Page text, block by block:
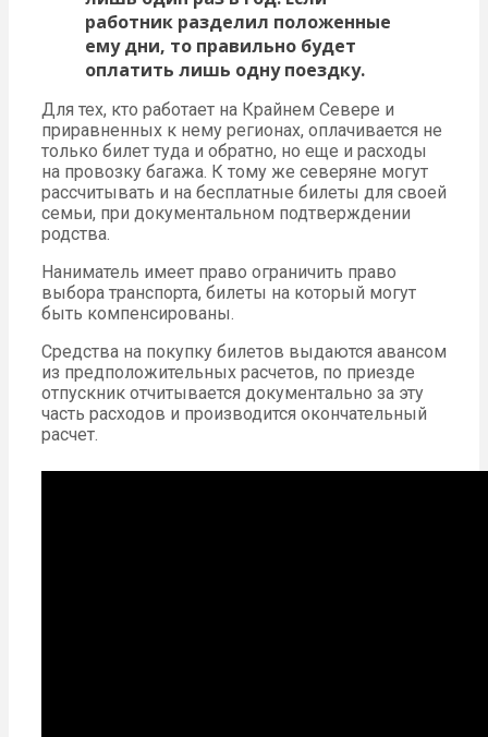
работник разделил положенные
ему дни, то правильно будет
оплатить лишь одну поездку.
Для тех, кто работает на Крайнем Севере и
приравненных к нему регионах, оплачивается не
только билет туда и обратно, но еще и расходы
на провозку багажа. К тому же северяне могут
рассчитывать и на бесплатные билеты для своей
семьи, при документальном подтверждении
родства.
Наниматель имеет право ограничить право
выбора транспорта, билеты на который могут
быть компенсированы.
Средства на покупку билетов выдаются авансом
из предположительных расчетов, по приезде
отпускник отчитывается документально за эту
часть расходов и производится окончательный
расчет.